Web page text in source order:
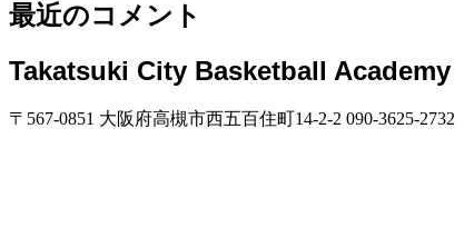
最近のコメント
Takatsuki City Basketball Academy
〒567-0851 大阪府高槻市西五百住町14-2-2 090-3625-2732